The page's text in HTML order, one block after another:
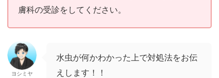
膚科の受診をしてください。
ヨシミヤ
水虫が何かわかった上で対処法をお伝
えします！！